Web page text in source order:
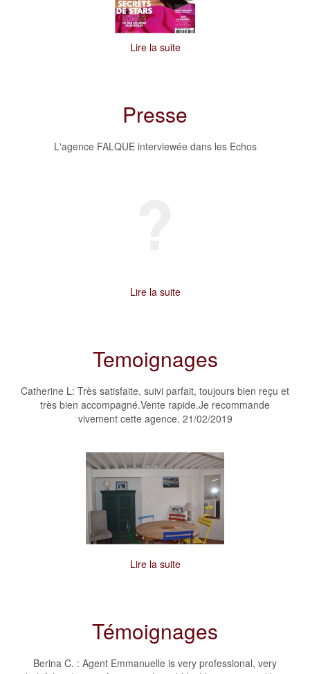
Lire la suite
Presse
L'agence FALQUE interviewée dans les Echos
Lire la suite
Temoignages
Catherine L: Très satisfaite, suivi parfait, toujours bien reçu et
très bien accompagné.Vente rapide.Je recommande
vivement cette agence. 21/02/2019
Lire la suite
Témoignages
Berina C. : Agent Emmanuelle is very professional, very